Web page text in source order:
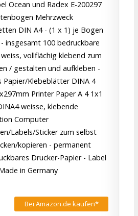
Ocean und Radex E-200297
Mehrzweck
DIN A4 - (1 x 1) je Bogen
insgesamt 100 bedruckbare
vollflächig klebend zum
/ gestalten und aufkleben -
Papier/Klebeblätter DINA 4
Printer Paper A 4 1x1
weisse, klebende
Computer
Labels/Sticker zum selbst
kopieren - permanent
Drucker-Papier - Label
in Germany
Bei Amazon.de kaufen*